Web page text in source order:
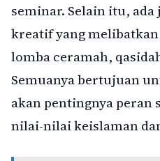
seminar. Selain itu,
kreatif yang
lomba ceramah,
Semuanya bertujuan
akan pentingnya peran
nilai-nilai keislaman